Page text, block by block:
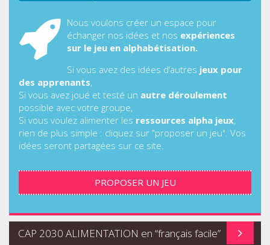
Nous voulons créer un espace pour
échanger nos idées et nos expériences
sur le jeu en alphabétisation.
Si vous avez des idées d’autres jeux pour
des apprenants,
Si vous avez joué et testé un autre déroulement
possible avec votre groupe,
Si vous voulez alimenter les ressources alpha jeux,
rien de plus simple : cliquez sur "proposer un jeu". Vos
idées seront partagées sur ce site.
PROPOSER UN JEU
CAP 2030 ALIMENTATION en “français facile”